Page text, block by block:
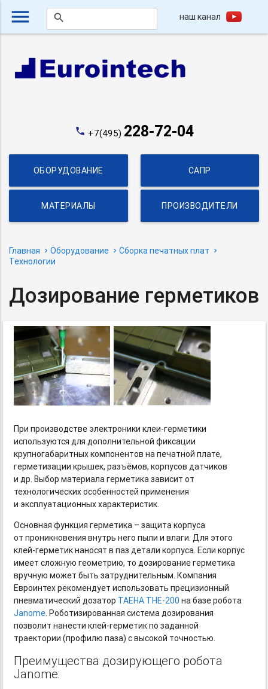
menu search наш канал
phone +7(495) 228-72-04
ОБОРУДОВАНИЕ САПР
МАТЕРИАЛЫ ПРОИЗВОДИТЕЛИ
Главная Оборудование
Сборка печатных плат
Технологии
Дозирование герметиков
При производстве электроникиклеи-герметики
используются для дополнительной фиксации
крупногабаритных компонентов на печатной плате,
герметизации крышек, разъёмов, корпусов датчиков
и др. Выбор материала герметика зависит от
технологических особенностей применения
и эксплуатационных характеристик.
Основная функция герметика – защита корпуса
от проникновения внутрь него пыли и влаги. Для этого
клей-герметикнаносят в паз детали корпуса. Если корпус
имеет сложную геометрию, то дозирование герметика
вручную может быть затруднительным. Компания
Евроинтех рекомендует использовать прецизионный
пневматический дозатор TAEHA THE-200 на базе робота
Janome. Роботизированная система дозирования
позволит нанестиклей-герметикпо заданной
траектории (профилю паза) с высокой точностью.
Преимущества дозирующего робота
Janome: